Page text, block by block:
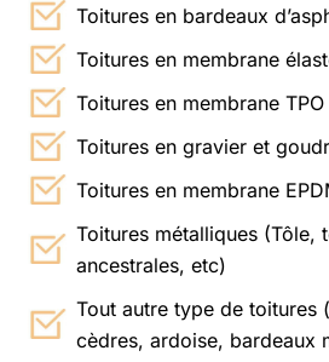
Toitures en bardeaux
Toitures en membrane
Toitures en membrane TPO
Toitures en gravier et
Toitures en membrane
Toitures métalliques (Tôle,
ancestrales, etc)
Tout autre type de toitures
cèdres, ardoise, bardeaux